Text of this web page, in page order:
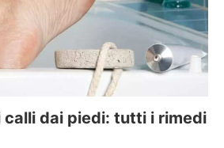
calli dai piedi: tutti i rimedi